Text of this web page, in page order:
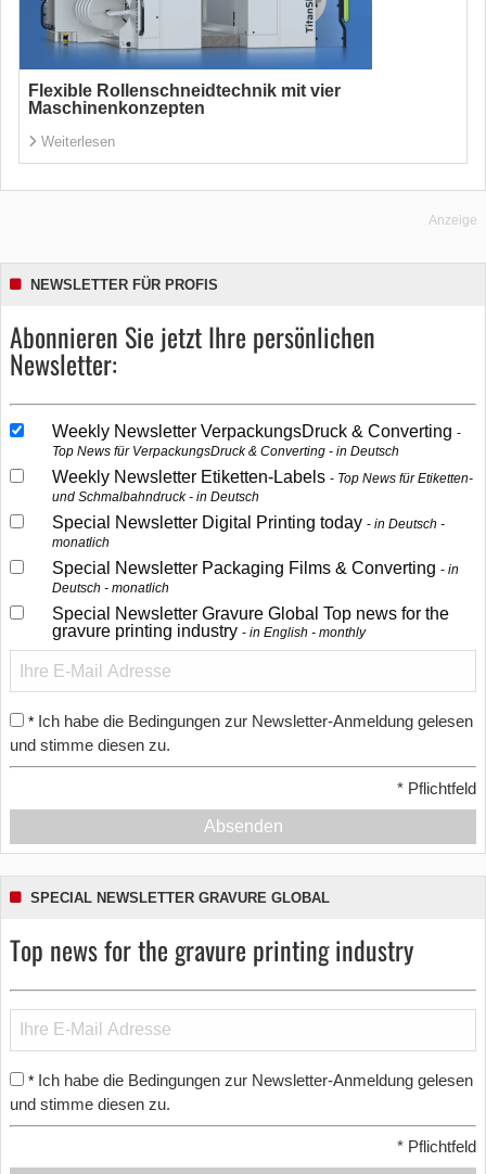
Flexible Rollenschneidtechnik mit vier
Maschinenkonzepten
Weiterlesen
Anzeige
NEWSLETTER FÜR PROFIS
Abonnieren Sie jetzt Ihre persönlichen
Newsletter:
Weekly Newsletter VerpackungsDruck & Converting
Top News für VerpackungsDruck & Converting - in Deutsch
Weekly Newsletter Etiketten-Labels
Top News für Etiketten-
und Schmalbahndruck - in Deutsch
Special Newsletter Digital Printing today
in Deutsch -
monatlich
Special Newsletter Packaging Films & Converting
in
Deutsch - monatlich
Special Newsletter Gravure Global Top news for the
gravure printing industry
in English - monthly
* Ich habe die Bedingungen zur Newsletter-Anmeldung gelesen
und stimme diesen zu.
* Pflichtfeld
Absenden
SPECIAL NEWSLETTER GRAVURE GLOBAL
Top news for the gravure printing industry
* Ich habe die Bedingungen zur Newsletter-Anmeldung gelesen
und stimme diesen zu.
* Pflichtfeld